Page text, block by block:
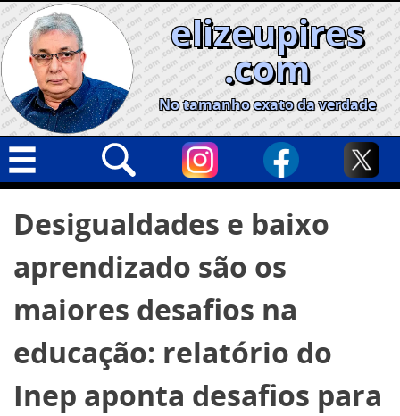
Skip
to
content
elizeupires
.com
No tamanho exato da verdade
Geral
Cidades
Política
Opinião
Informe especial
por:
Desigualdades e baixo
aprendizado são os
maiores desafios na
educação: relatório do
Inep aponta desafios para